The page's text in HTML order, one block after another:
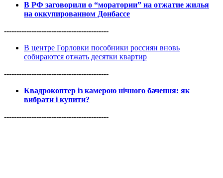
В РФ заговорили о “моратории” на отжатие жилья
на оккупированном Донбассе
------------------------------------------
В центре Горловки пособники россиян вновь
собираются отжать десятки квартир
------------------------------------------
Квадрокоптер із камерою нічного бачення: як
вибрати і купити?
------------------------------------------